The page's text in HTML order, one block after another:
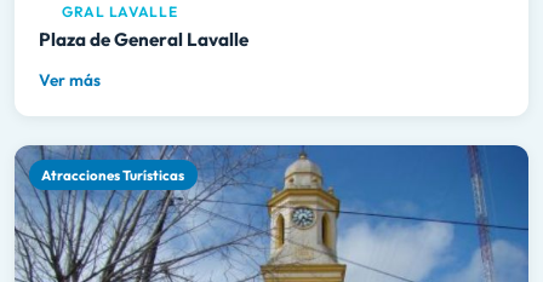
GRAL LAVALLE
Plaza de General Lavalle
Ver más
Atracciones Turísticas